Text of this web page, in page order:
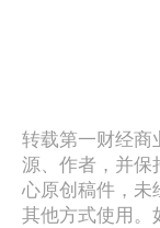
转载第一财经商
源、作者，并保
心原创稿件，未
其他方式使用。